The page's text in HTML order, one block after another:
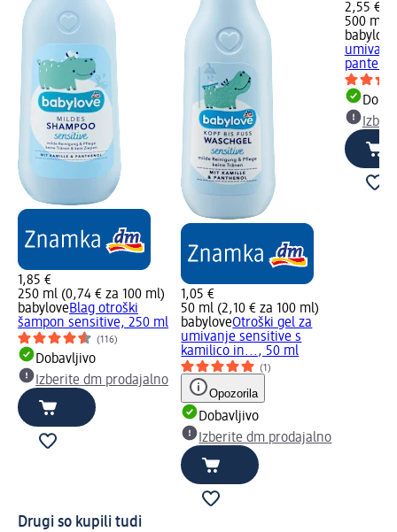
1,85 €
250 ml (0,74 € za 100 ml)
babyloveBlag otroški
šampon sensitive, 250 ml
(116)
Dobavljivo
Izberite dm prodajalno
1,05 €
50 ml (2,10 € za 100 ml)
babyloveOtroški gel za
umivanje sensitive s
kamilico in..., 50 ml
(1)
Opozorila
Dobavljivo
Izberite dm prodajalno
2,55 €
500 ml
babylove
Drugi so kupili tudi